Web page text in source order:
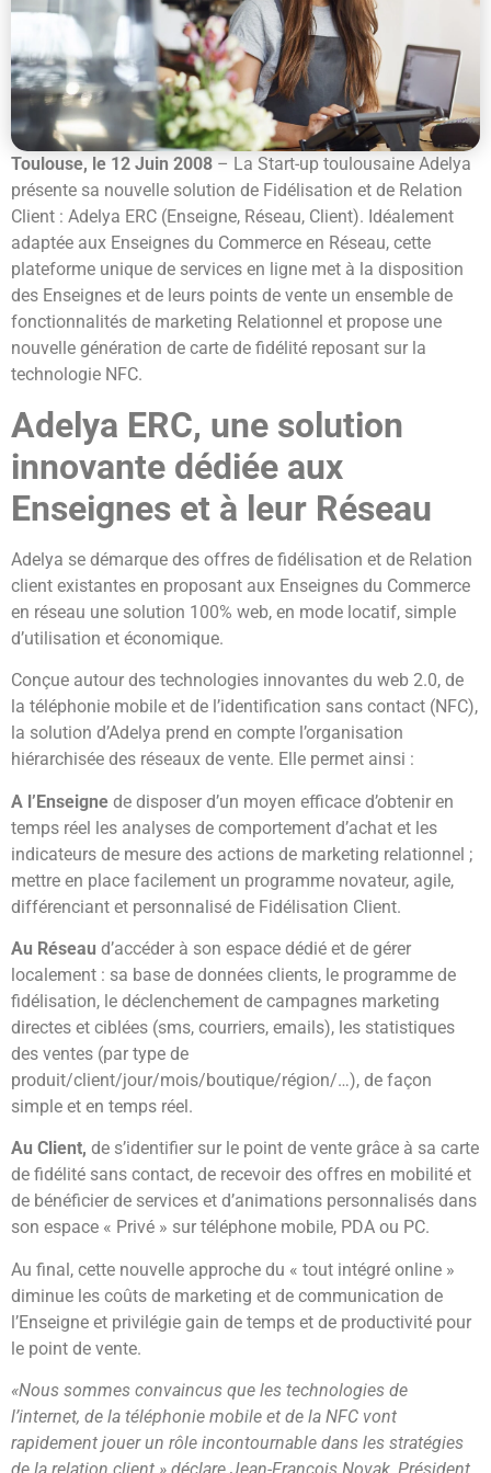
Toulouse, le 12 Juin 2008 – La Start-up toulousaine Adelya
présente sa nouvelle solution de Fidélisation et de Relation
Client : Adelya ERC (Enseigne, Réseau, Client). Idéalement
adaptée aux Enseignes du Commerce en Réseau, cette
plateforme unique de services en ligne met à la disposition
des Enseignes et de leurs points de vente un ensemble de
fonctionnalités de marketing Relationnel et propose une
nouvelle génération de carte de fidélité reposant sur la
technologie NFC.
Adelya ERC, une solution
innovante dédiée aux
Enseignes et à leur Réseau
Adelya se démarque des offres de fidélisation et de Relation
client existantes en proposant aux Enseignes du Commerce
en réseau une solution 100% web, en mode locatif, simple
d’utilisation et économique.
Conçue autour des technologies innovantes du web 2.0, de
la téléphonie mobile et de l’identification sans contact (NFC),
la solution d’Adelya prend en compte l’organisation
hiérarchisée des réseaux de vente. Elle permet ainsi :
A l’Enseigne de disposer d’un moyen efficace d’obtenir en
temps réel les analyses de comportement d’achat et les
indicateurs de mesure des actions de marketing relationnel ;
mettre en place facilement un programme novateur, agile,
différenciant et personnalisé de Fidélisation Client.
Au Réseau d’accéder à son espace dédié et de gérer
localement : sa base de données clients, le programme de
fidélisation, le déclenchement de campagnes marketing
directes et ciblées (sms, courriers, emails), les statistiques
des ventes (par type de
produit/client/jour/mois/boutique/région/…), de façon
simple et en temps réel.
Au Client, de s’identifier sur le point de vente grâce à sa carte
de fidélité sans contact, de recevoir des offres en mobilité et
de bénéficier de services et d’animations personnalisés dans
son espace « Privé » sur téléphone mobile, PDA ou PC.
Au final, cette nouvelle approche du « tout intégré online »
diminue les coûts de marketing et de communication de
l’Enseigne et privilégie gain de temps et de productivité pour
le point de vente.
«Nous sommes convaincus que les technologies de
l’internet, de la téléphonie mobile et de la NFC vont
rapidement jouer un rôle incontournable dans les stratégies